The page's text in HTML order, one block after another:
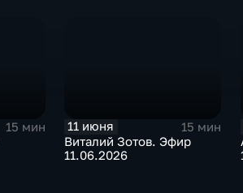
15 мин
11 июня
15 мин
Виталий Зотов. Эфир
11.06.2026